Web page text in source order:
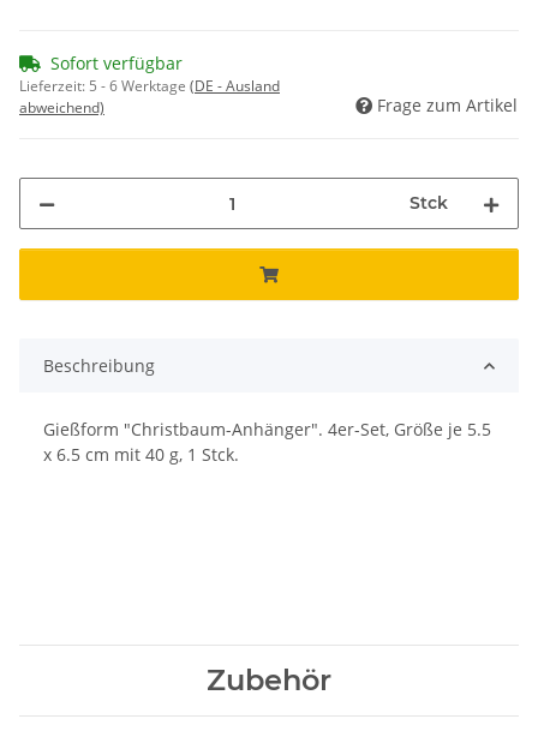
Sofort verfügbar
Lieferzeit: 5 - 6 Werktage (DE - Ausland
abweichend)
Frage zum Artikel
Stck
Beschreibung
Gießform "Christbaum-Anhänger". 4er-Set, Größe je 5.5
x 6.5 cm mit 40 g, 1 Stck.
Zubehör